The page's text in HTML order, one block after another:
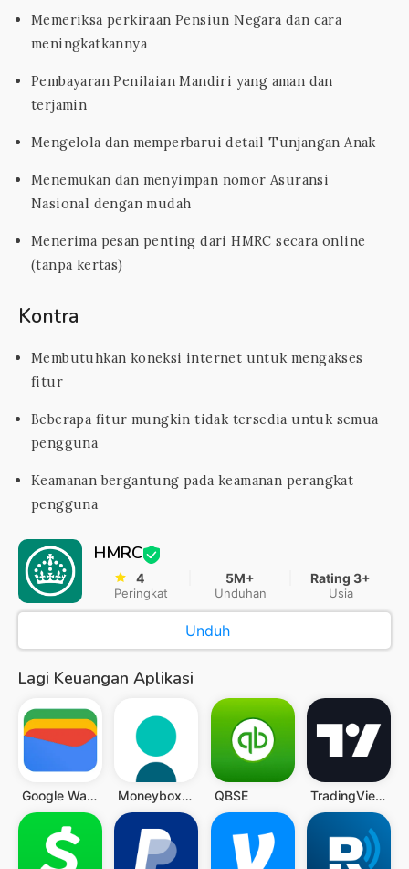
Memeriksa perkiraan Pensiun Negara dan cara
meningkatkannya
Pembayaran Penilaian Mandiri yang aman dan
terjamin
Mengelola dan memperbarui detail Tunjangan Anak
Menemukan dan menyimpan nomor Asuransi
Nasional dengan mudah
Menerima pesan penting dari HMRC secara online
(tanpa kertas)
Kontra
Membutuhkan koneksi internet untuk mengakses
fitur
Beberapa fitur mungkin tidak tersedia untuk semua
pengguna
Keamanan bergantung pada keamanan perangkat
pengguna
HMRC
4
Peringkat
5M+
Unduhan
Rating 3+
Usia
Unduh
Lagi Keuangan Aplikasi
Google Wallet Moneybox - Save and Invest QBSE TradingView - Saham dan Kripto